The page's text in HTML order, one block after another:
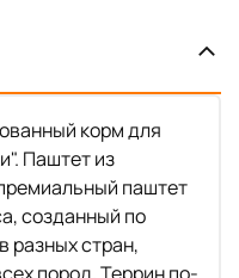
корм для
Паштет из
паштет
созданный по
разных стран,